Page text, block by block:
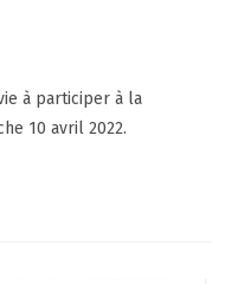
à participer à la
10 avril 2022.